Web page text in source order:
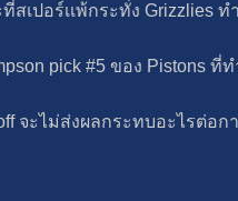
สเปอร์เเพ้กระทั่ง
pick #5 ของ Pistons ที่ทํ
จะไม่ส่งผลกระทบอะไรต่อ